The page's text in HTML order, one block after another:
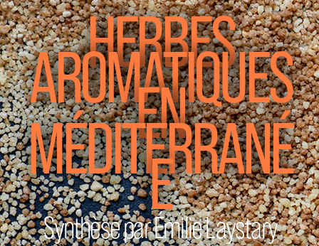
HERBES
AROMATIQUES
EN
MÉDITERRANÉ
E
Synthèse par Émilie Laystary